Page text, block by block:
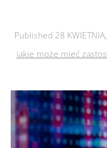
Published 28
jakie może mieć